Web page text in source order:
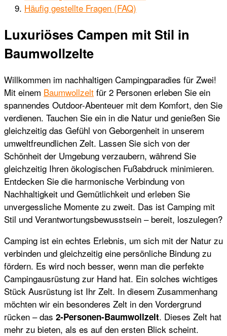
Häufig gestellte Fragen (FAQ)
Luxuriöses Campen mit Stil in
Baumwollzelte
Willkommen im nachhaltigen Campingparadies für Zwei!
Mit einem Baumwollzelt für 2 Personen erleben Sie ein
spannendes Outdoor-Abenteuer mit dem Komfort, den Sie
verdienen. Tauchen Sie ein in die Natur und genießen Sie
gleichzeitig das Gefühl von Geborgenheit in unserem
umweltfreundlichen Zelt. Lassen Sie sich von der
Schönheit der Umgebung verzaubern, während Sie
gleichzeitig Ihren ökologischen Fußabdruck minimieren.
Entdecken Sie die harmonische Verbindung von
Nachhaltigkeit und Gemütlichkeit und erleben Sie
unvergessliche Momente zu zweit. Das ist Camping mit
Stil und Verantwortungsbewusstsein – bereit, loszulegen?
Camping ist ein echtes Erlebnis, um sich mit der Natur zu
verbinden und gleichzeitig eine persönliche Bindung zu
fördern. Es wird noch besser, wenn man die perfekte
Campingausrüstung zur Hand hat. Ein solches wichtiges
Stück Ausrüstung ist Ihr Zelt. In diesem Zusammenhang
möchten wir ein besonderes Zelt in den Vordergrund
rücken – das 2-Personen-Baumwollzelt. Dieses Zelt hat
mehr zu bieten, als es auf den ersten Blick scheint.